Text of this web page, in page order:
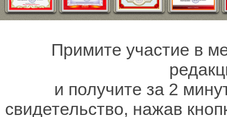
Примите участие в
и получите за 2
свидетельство, нажав